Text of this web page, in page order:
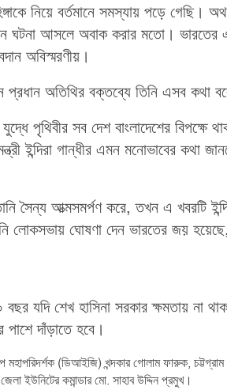
নিয়ে বর্তমানে সমস্যায় পড়ে গেছি।
ঘটনা আসলে অবাক করার মতো। ভারতের
অবিস্মরণীয়।
প্রধান অতিথির বক্তব্যে তিনি এসব কথা
পৃথিবীর সব দেশ বাংলাদেশের বিপক্ষে
ইন্দিরা গান্ধীর এমন মনোভাবের কথা
সৈন্য আত্মসমর্পণ করে, তখন এ খবরটি
লোকসভায় ঘোষণা দেন ভারতের জয়
যদি শেখ হাসিনা সরকার ক্ষমতায় না
দাঁড়াতে হবে।
(ডিআইজি) খন্দকার গোলাম ফারুক, চট্টগ্রাম
ইউনিটের কমান্ডার মো. সাহাব উদ্দিন প্রমুখ।